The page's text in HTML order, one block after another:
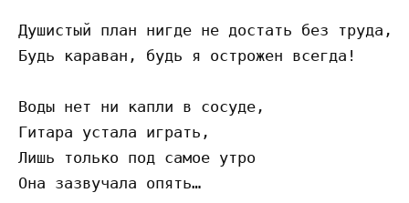
Душистый план нигде не достать без труда,
Будь караван, будь я острожен всегда!
Воды нет ни капли в сосуде,
Гитара устала играть,
Лишь только под самое утро
Она зазвучала опять…